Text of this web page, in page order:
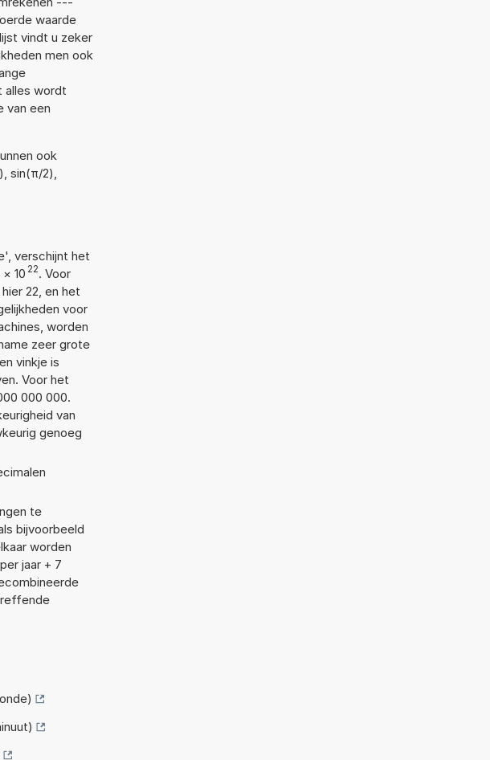
waarde
vindt u zeker
men ook
alles wordt
van een
ook
sin(π/2),
verschijnt het
× 10 22. Voor
22, en het
voor
worden
zeer grote
vinkje is
Voor het
000 000.
van
genoeg
te
bijvoorbeeld
worden
jaar + 7